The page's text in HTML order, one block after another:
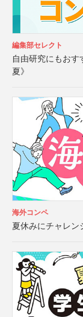
編集部セレクト
自由研究にもお
夏》
海外コンペ
夏休みにチャレン